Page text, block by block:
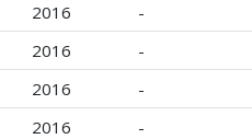
2016 -
2016 -
2016 -
2016 -